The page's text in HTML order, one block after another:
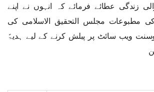
زندگی عطائے فرمائے کہ انہوں نے اپنے
کی مطبوعات مجلس التحقیق الاسلامی کی
وسنت ویب سائٹ پر پبلش کرنے کے لیے ہدیۃً